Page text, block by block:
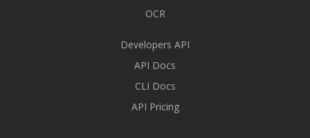
OCR
Developers API
API Docs
CLI Docs
API Pricing